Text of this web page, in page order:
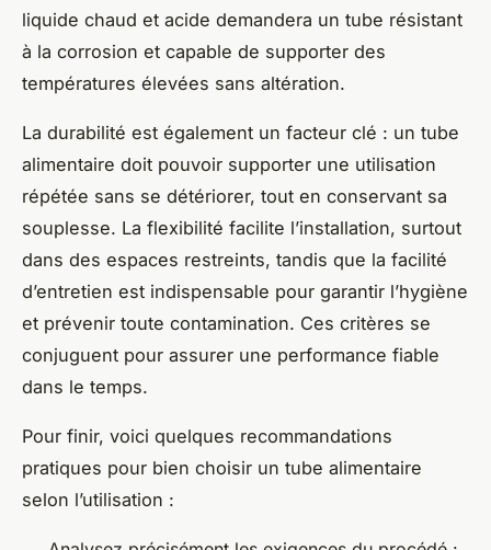
liquide chaud et acide demandera un tube résistant
à la corrosion et capable de supporter des
températures élevées sans altération.
La durabilité est également un facteur clé : un tube
alimentaire doit pouvoir supporter une utilisation
répétée sans se détériorer, tout en conservant sa
souplesse. La flexibilité facilite l’installation, surtout
dans des espaces restreints, tandis que la facilité
d’entretien est indispensable pour garantir l’hygiène
et prévenir toute contamination. Ces critères se
conjuguent pour assurer une performance fiable
dans le temps.
Pour finir, voici quelques recommandations
pratiques pour bien choisir un tube alimentaire
selon l’utilisation :